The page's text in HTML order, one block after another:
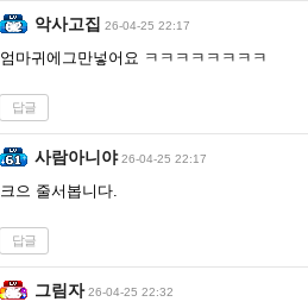
악사고집 26-04-25 22:17
엄마귀에그만넣어요 ㅋㅋㅋㅋㅋㅋㅋㅋ
답글
사람아니야 26-04-25 22:17
크으 줄서봅니다.
답글
그림자 26-04-25 22:32